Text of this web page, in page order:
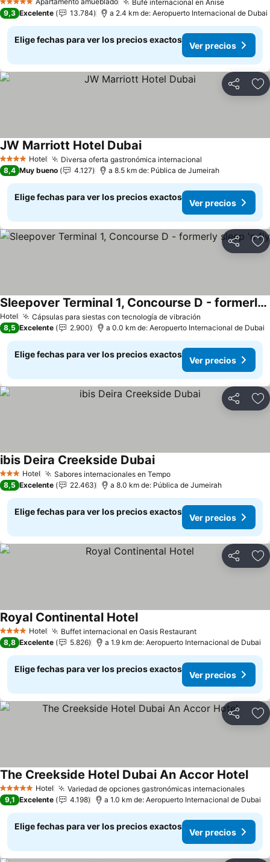
5 Estrellas Bufé internacional en AniseVer
Ver precios
9,3 Excelente 13.784 a 2.4 km de: Aeropuerto Internacional de Dubai
Elige fechas para ver los precios exactos
Ver precios
Compartir
4 EstrellasHotel Diversa oferta gastronómica internacional
JW Marriott Hotel DubaiVer precios
8,4 Muy bueno 4.127 a 8.5 km de: Pública de Jumeirah
Elige fechas para ver los precios exactos
Ver precios
Compartir
Hotel Cápsulas para siestas con tecnología de vibración
Sleepover Terminal 1, Concourse D - formerly sleep 'n fly
Ver precios
8,5 Excelente 2.900 a 0.0 km de: Aeropuerto Internacional de Dubai
Elige fechas para ver los precios exactos
Ver precios
Compartir
3 Estrellas
Hotel Sabores internacionales en TempoVer precios
ibis Deira Creekside DubaiVer precios
8,5 Excelente 22.463 a 8.0 km de: Pública de Jumeirah
Elige fechas para ver los precios exactos
Ver precios
Compartir
4 EstrellasHotel Buffet internacional en Oasis RestaurantVer precios
Royal Continental HotelVer precios
8,8 Excelente 5.826 a 1.9 km de: Aeropuerto Internacional de Dubai
Elige fechas para ver los precios exactos
Ver precios
Compartir
5 Estrellas Hotel Variedad de opciones gastronómicas internacionalesVer
The Creekside Hotel Dubai An Accor HotelVer
9,1 Excelente 4.198 a 1.0 km de: Aeropuerto Internacional de Dubai
Elige fechas para ver los precios exactos
Ver precios